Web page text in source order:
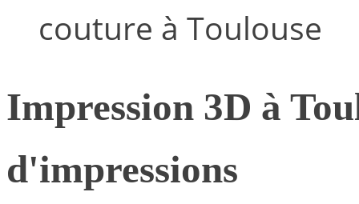
couture à Toulouse
Impression 3D à
d'impressions